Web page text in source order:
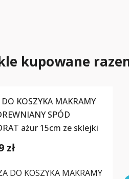
kupowane
DO KOSZYKA MAKRAMY
SPÓD
ażur 15cm ze sklejki
zł